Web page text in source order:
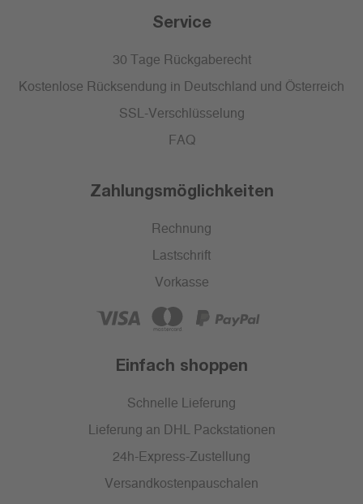
Service
30 Tage Rückgaberecht
Kostenlose Rücksendung in Deutschland und Österreich
SSL-Verschlüsselung
FAQ
Zahlungsmöglichkeiten
Rechnung
Lastschrift
Vorkasse
Einfach shoppen
Schnelle Lieferung
Lieferung an DHL Packstationen
24h-Express-Zustellung
Versandkostenpauschalen